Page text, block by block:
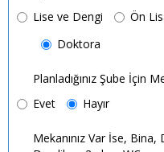
Lise ve Dengi
Ön
Doktora
Planladığınız Şube İçin
Evet
Hayır
Mekanınız Var İse,